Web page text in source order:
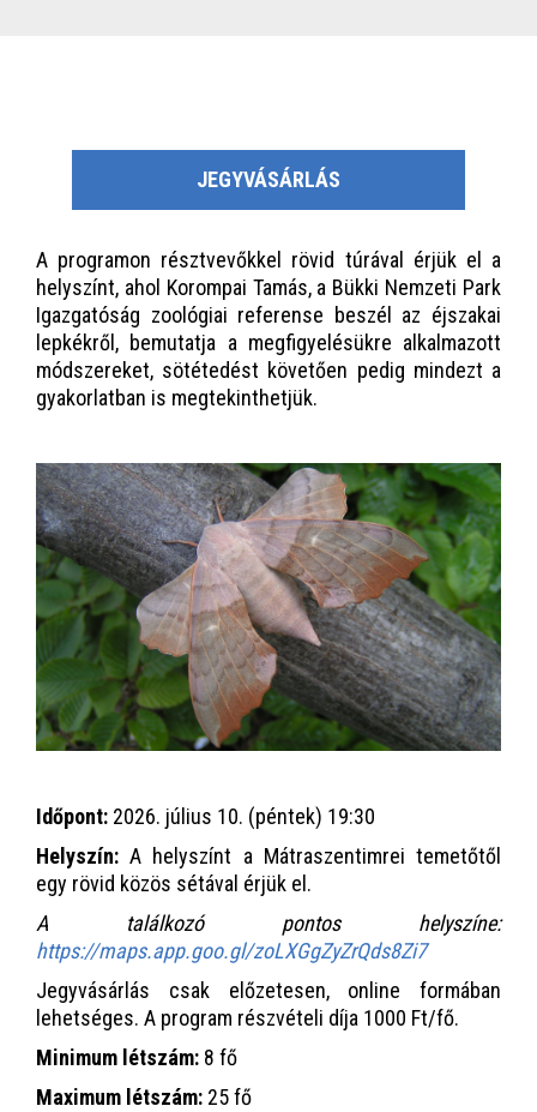
JEGYVÁSÁRLÁS
A programon résztvevőkkel rövid túrával érjük el a
helyszínt, ahol Korompai Tamás, a Bükki Nemzeti Park
Igazgatóság zoológiai referense beszél az éjszakai
lepkékről, bemutatja a megfigyelésükre alkalmazott
módszereket, sötétedést követően pedig mindezt a
gyakorlatban is megtekinthetjük.
Időpont: 2026. július 10. (péntek) 19:30
Helyszín: A helyszínt a Mátraszentimrei temetőtől
egy rövid közös sétával érjük el.
A találkozó pontos helyszíne:
https://maps.app.goo.gl/zoLXGgZyZrQds8Zi7
Jegyvásárlás csak előzetesen, online formában
lehetséges. A program részvételi díja 1000 Ft/fő.
Minimum létszám: 8 fő
Maximum létszám: 25 fő